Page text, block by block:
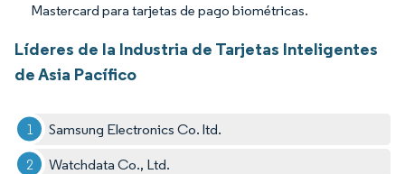
Mastercard para tarjetas de pago biométricas.
Líderes de la Industria de Tarjetas Inteligentes
de Asia Pacífico
Samsung Electronics Co. ltd.
Watchdata Co., Ltd.